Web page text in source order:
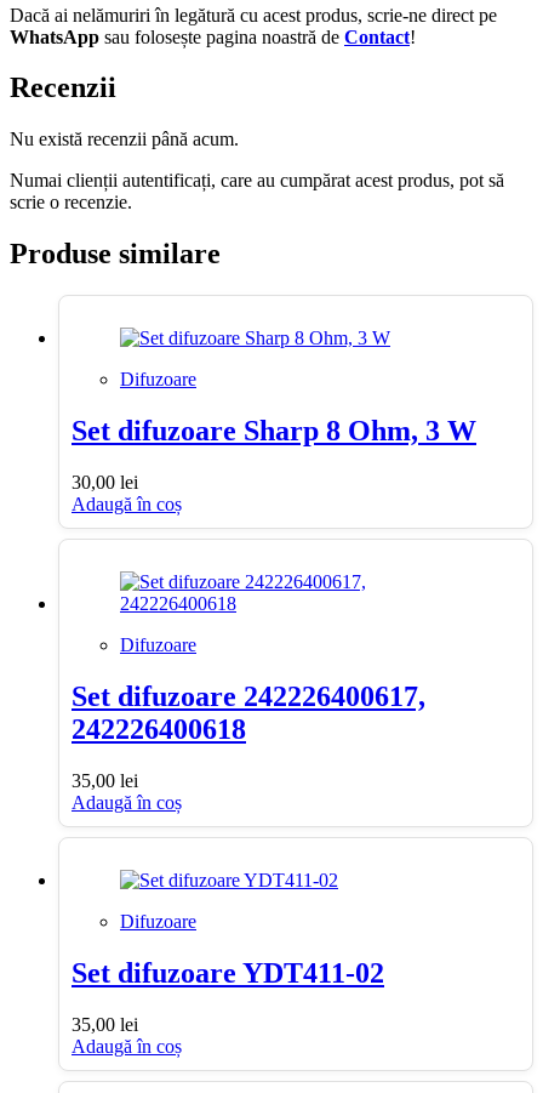
Dacă ai nelămuriri în legătură cu acest produs, scrie-ne direct pe
WhatsApp sau folosește pagina noastră de Contact!
Recenzii
Nu există recenzii până acum.
Numai clienții autentificați, care au cumpărat acest produs, pot să
scrie o recenzie.
Produse similare
Difuzoare
Set difuzoare Sharp 8 Ohm, 3 W
30,00 lei
Adaugă în coș
Difuzoare
Set difuzoare 242226400617,
242226400618
35,00 lei
Adaugă în coș
Difuzoare
Set difuzoare YDT411-02
35,00 lei
Adaugă în coș